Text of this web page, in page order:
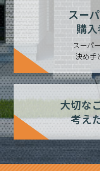
スー
購
スーパ
決め手
大切な
考え